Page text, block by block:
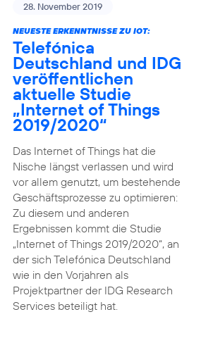
28. November 2019
NEUESTE ERKENNTNISSE ZU IOT:
Telefónica
Deutschland und IDG
veröffentlichen
aktuelle Studie
„Internet of Things
2019/2020“
Das Internet of Things hat die
Nische längst verlassen und wird
vor allem genutzt, um bestehende
Geschäftsprozesse zu optimieren:
Zu diesem und anderen
Ergebnissen kommt die Studie
„Internet of Things 2019/2020“, an
der sich Telefónica Deutschland
wie in den Vorjahren als
Projektpartner der IDG Research
Services beteiligt hat.